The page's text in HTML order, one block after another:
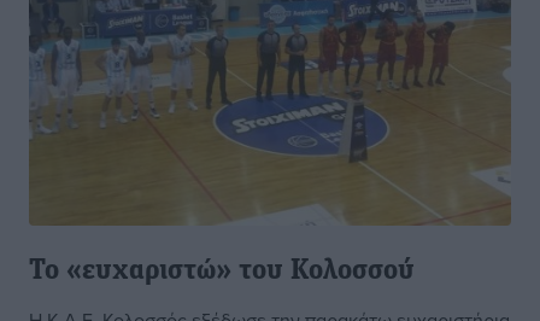
Το «ευχαριστώ» τoυ Κολοσσού